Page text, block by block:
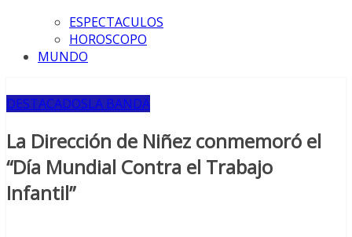
ESPECTACULOS
HOROSCOPO
MUNDO
DESTACADOSLA BANDA
La Dirección de Niñez conmemoró el
“Día Mundial Contra el Trabajo
Infantil”